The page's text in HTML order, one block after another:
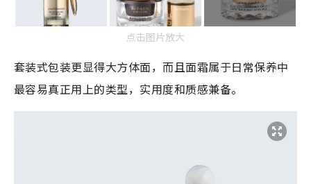
点击图片放大
套装式包装更显得大方体面，而且面霜属于日常保养中
最容易真正用上的类型，实用度和质感兼备。